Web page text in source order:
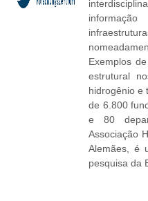
Exemplos
estrutural
hidrogênio e
de 6.800
e 80
Associação
Alemães, é
pesquisa da